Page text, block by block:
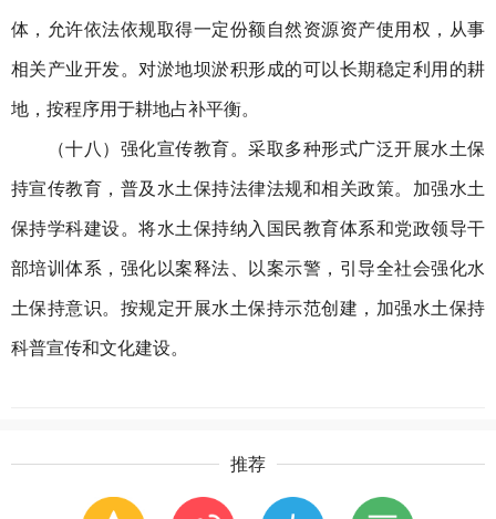
体，允许依法依规取得一定份额自然资源资产使用权，从事
相关产业开发。对淤地坝淤积形成的可以长期稳定利用的耕
地，按程序用于耕地占补平衡。
（十八）强化宣传教育。采取多种形式广泛开展水土保
持宣传教育，普及水土保持法律法规和相关政策。加强水土
保持学科建设。将水土保持纳入国民教育体系和党政领导干
部培训体系，强化以案释法、以案示警，引导全社会强化水
土保持意识。按规定开展水土保持示范创建，加强水土保持
科普宣传和文化建设。
推荐